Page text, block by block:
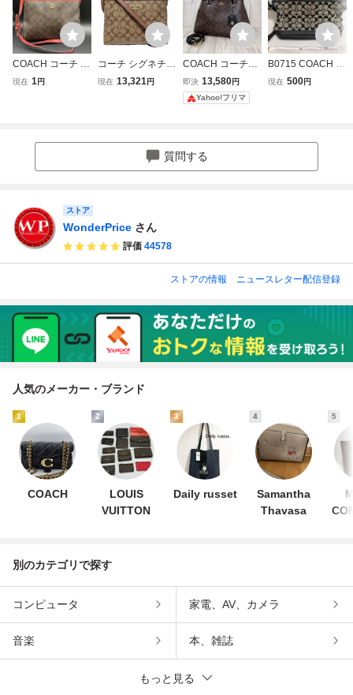
COACH コーチ シ
グネチャー ファイ
現在 1円
コーチ シグネチャ
ー F29210 バッグ
現在 13,321円
COACH コーチ
シグネチャー 2
WAY ハンドバッ
グ ショルダーバ
即決 13,580円
Yahoo!フリマ
B0715 COACH コ
ーチ ショルダーバ
現在 500円
質問する
ストア
WonderPrice さん
評価 44578
ストアの情報 ニュースレター配信登録
人気のメーカー・ブランド
1
COACH
2
LOUIS
VUITTON
3
Daily russet
4
Samantha
Thavasa
5
別のカテゴリで探す
コンピュータ 家電、AV、カメラ
音楽 本、雑誌
もっと見る